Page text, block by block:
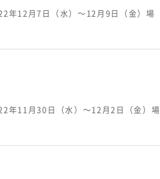
12月7日（水）～12月9日（金）場
11月30日（水）～12月2日（金）場